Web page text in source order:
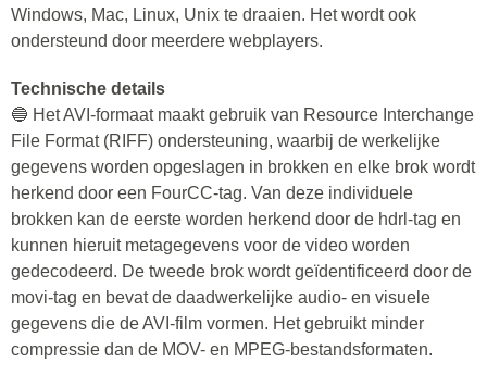
Windows, Mac, Linux, Unix te draaien. Het wordt ook
ondersteund door meerdere webplayers.
Technische details
🔵 Het AVI-formaat maakt gebruik van Resource Interchange
File Format (RIFF) ondersteuning, waarbij de werkelijke
gegevens worden opgeslagen in brokken en elke brok wordt
herkend door een FourCC-tag. Van deze individuele
brokken kan de eerste worden herkend door de hdrl-tag en
kunnen hieruit metagegevens voor de video worden
gedecodeerd. De tweede brok wordt geïdentificeerd door de
movi-tag en bevat de daadwerkelijke audio- en visuele
gegevens die de AVI-film vormen. Het gebruikt minder
compressie dan de MOV- en MPEG-bestandsformaten.